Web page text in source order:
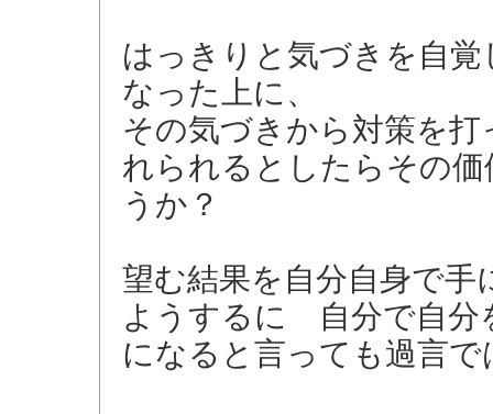
はっきりと気づきを自
なった上に、
その気づきから対策を
れられるとしたらその
うか？
望む結果を自分自身で
ようするに 自分で自分
になると言っても過言